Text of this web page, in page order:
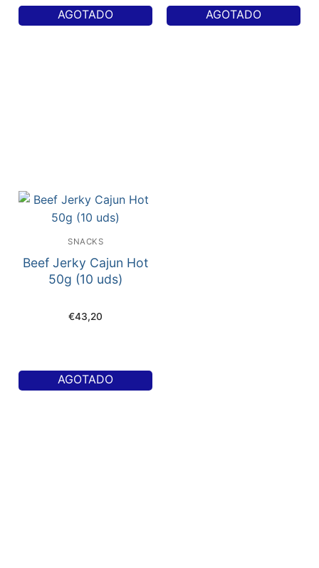
AGOTADO AGOTADO
SNACKS
Beef Jerky Cajun Hot
50g (10 uds)
€43,20
AGOTADO